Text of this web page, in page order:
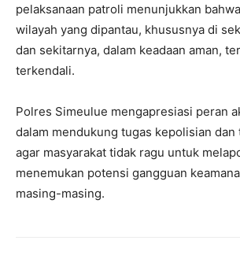
pelaksanaan patroli menunjukkan
wilayah yang dipantau, khususnya di
dan sekitarnya, dalam keadaan aman,
terkendali.
Polres Simeulue mengapresiasi peran
dalam mendukung tugas kepolisian
agar masyarakat tidak ragu untuk
menemukan potensi gangguan
masing-masing.